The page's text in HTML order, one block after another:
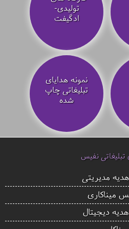
تولیدی-
ادگیفت
نمونه هدایای
تبلیغاتی چاپ
شده
تبلیغاتی نفیس
مدیریتی
میناکاری
دیجیتال